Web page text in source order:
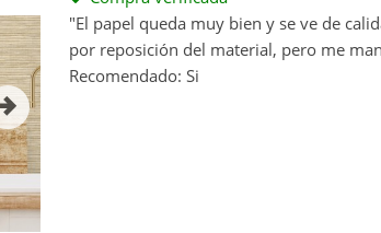
"El papel queda muy bien y se ve de
por reposición del material, pero me
Recomendado: Si